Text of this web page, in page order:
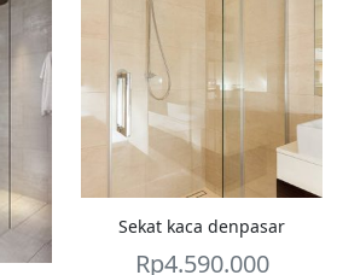
Sekat kaca denpasar
Rp4.590.000